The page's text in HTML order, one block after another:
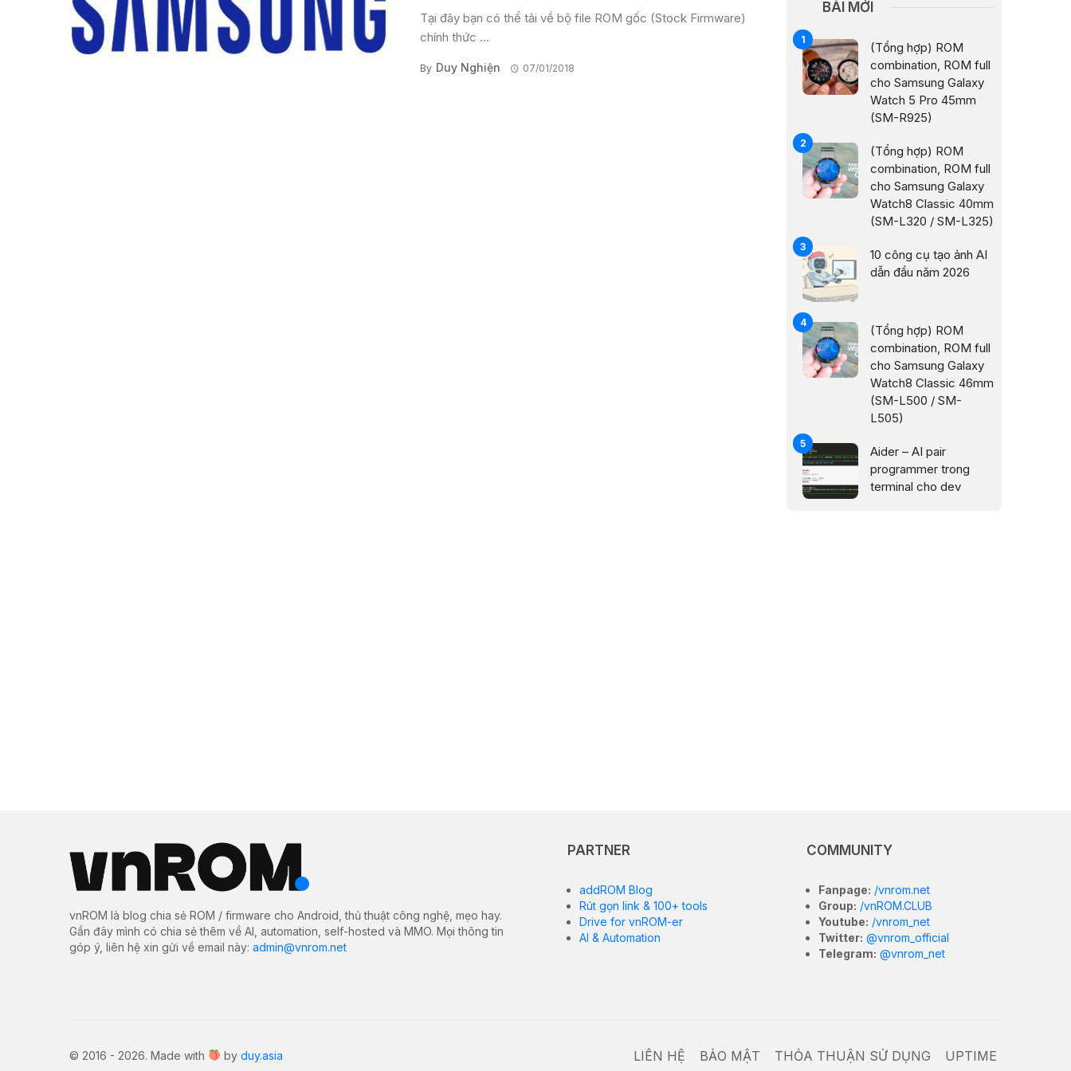
Tại đây bạn có thể tải về bộ file ROM gốc (Stock Firmware)
chính thức ...
By Duy Nghiện 07/01/2018
BÀI MỚI
(Tổng hợp) ROM
combination, ROM full
cho Samsung Galaxy
Watch 5 Pro 45mm
(SM-R925)
(Tổng hợp) ROM
combination, ROM full
cho Samsung Galaxy
Watch8 Classic 40mm
(SM-L320 / SM-L325)
10 công cụ tạo ảnh AI
dẫn đầu năm 2026
(Tổng hợp) ROM
combination, ROM full
cho Samsung Galaxy
Watch8 Classic 46mm
(SM-L500 / SM-
L505)
Aider – AI pair
programmer trong
terminal cho dev
vnROM là blog chia sẻ ROM / firmware cho Android, thủ thuật công nghệ, mẹo hay.
Gần đây mình có chia sẻ thêm về AI, automation, self-hosted và MMO. Mọi thông tin
góp ý, liên hệ xin gửi về email này: admin@vnrom.net
PARTNER
addROM Blog
Rút gọn link & 100+ tools
Drive for vnROM-er
AI & Automation
COMMUNITY
Fanpage: /vnrom.net
Group: /vnROM.CLUB
Youtube: /vnrom_net
Twitter: @vnrom_official
Telegram: @vnrom_net
© 2016 - 2026. Made with by duy.asia LIÊN HỆ BẢO MẬT THỎA THUẬN SỬ DỤNG UPTIME